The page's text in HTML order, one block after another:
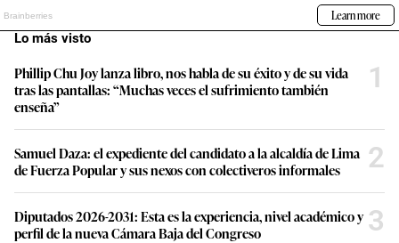
Lo más visto
Phillip Chu Joy lanza libro, nos habla de su éxito y de su vida
tras las pantallas: “Muchas veces el sufrimiento también
enseña”
1
Samuel Daza: el expediente del candidato a la alcaldía de Lima
de Fuerza Popular y sus nexos con colectiveros informales
2
Diputados 2026-2031: Esta es la experiencia, nivel académico y
perfil de la nueva Cámara Baja del Congreso
3